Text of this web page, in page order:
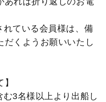
ている会員様は、備
だくようお願いいたし
3名様以上より出船し